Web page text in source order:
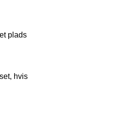
plads
hvis